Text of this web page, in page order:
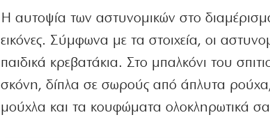
Η αυτοψία των αστυνομικών στο
εικόνες. Σύμφωνα με τα στοιχεία, οι
παιδικά κρεβατάκια. Στο μπαλκόνι του
σκόνη, δίπλα σε σωρούς από άπλυτα ρούχα,
μούχλα και τα κουφώματα ολοκληρωτικά